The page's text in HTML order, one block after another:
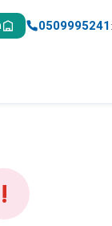
0509995241
!